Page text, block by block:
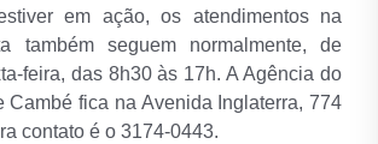
em ação, os atendimentos na
também seguem normalmente, de
feira, das 8h30 às 17h. A Agência do
Cambé fica na Avenida Inglaterra, 774
contato é o 3174-0443.